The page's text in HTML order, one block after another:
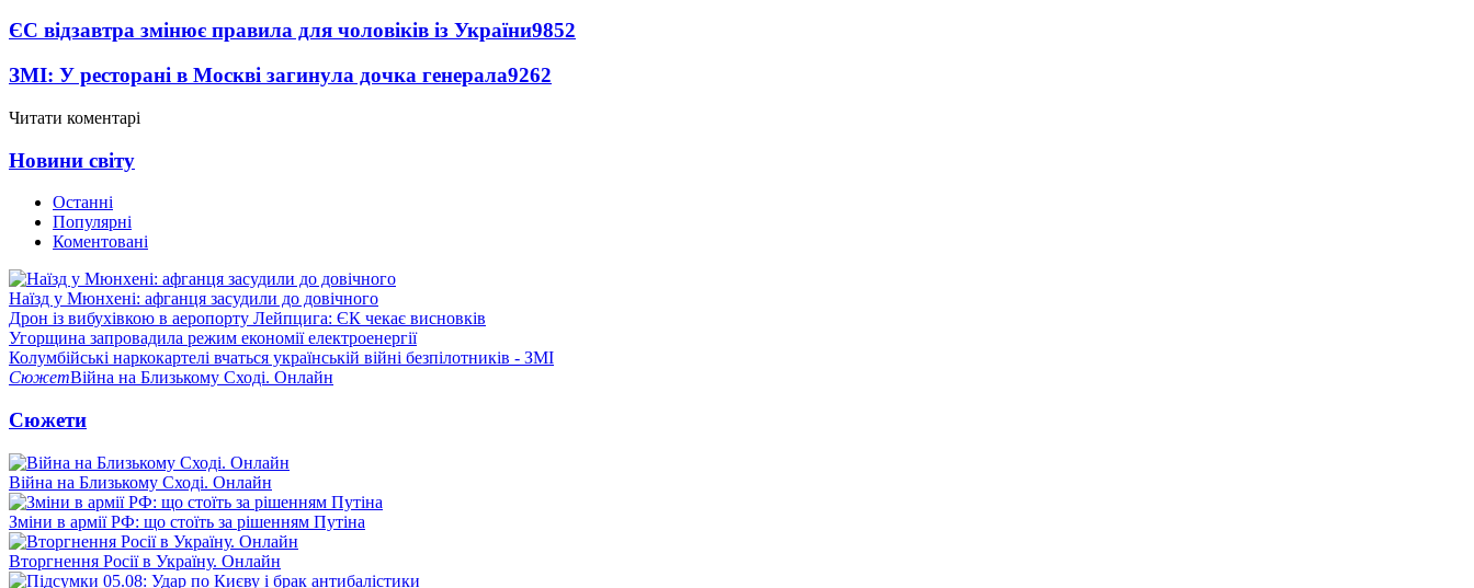
ЄС відзавтра змінює правила для чоловіків із України9852
ЗМІ: У ресторані в Москві загинула дочка генерала9262
Читати коментарі
Новини світу
Останні
Популярні
Коментовані
Наїзд у Мюнхені: афганця засудили до довічного
Дрон із вибухівкою в аеропорту Лейпцига: ЄК чекає висновків
Угорщина запровадила режим економії електроенергії
Колумбійські наркокартелі вчаться українській війні безпілотників - ЗМІ
СюжетВійна на Близькому Сході. Онлайн
Сюжети
Війна на Близькому Сході. Онлайн
Зміни в армії РФ: що стоїть за рішенням Путіна
Вторгнення Росії в Україну. Онлайн